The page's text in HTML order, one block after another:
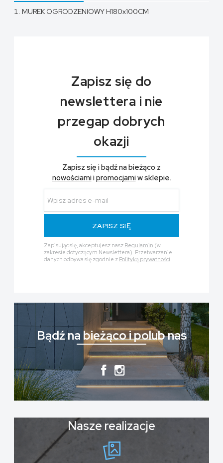
MUREK OGRODZENIOWY H180x100CM
Zapisz się do
newslettera i nie
przegap dobrych
okazji
Zapisz się i bądź na bieżąco z
nowościamiipromocjamiw sklepie.
ZAPISZ SIĘ
Zapisując się, akceptujesz nasz Regulamin (w
zakresie dotyczącym Newslettera). Przetwarzanie
danych odbywa się zgodnie z Polityką prywatności.
Bądź na bieżąco i polub nas
Nasze realizacje